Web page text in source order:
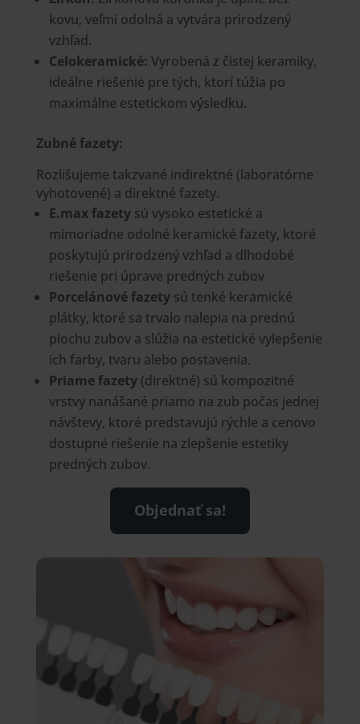
kovu, veľmi odolná a vytvára prirodzený
vzhľad.
Celokeramické: Vyrobená z čistej keramiky,
ideálne riešenie pre tých, ktorí túžia po
maximálne estetickom výsledku.
Zubné fazety:
Rozlišujeme takzvané indirektné (laboratórne
vyhotovené) a direktné fazety.
E.max fazetysú vysoko estetické a
mimoriadne odolné keramické fazety, ktoré
poskytujú prirodzený vzhľad a dlhodobé
riešenie pri úprave predných zubov
Porcelánové fazetysú tenké keramické
plátky, ktoré sa trvalo nalepia na prednú
plochu zubov a slúžia na estetické vylepšenie
ich farby, tvaru alebo postavenia.
Priame fazety(direktné) sú kompozitné
vrstvy nanášané priamo na zub počas jednej
návštevy, ktoré predstavujú rýchle a cenovo
dostupné riešenie na zlepšenie estetiky
predných zubov.
Objednať sa!